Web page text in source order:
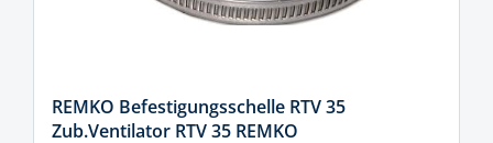
REMKO Befestigungsschelle RTV 35
Zub.Ventilator RTV 35 REMKO